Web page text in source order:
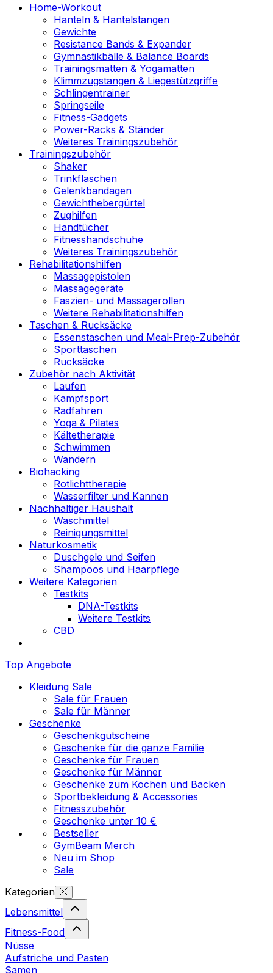
Home-Workout
Hanteln & Hantelstangen
Gewichte
Resistance Bands & Expander
Gymnastikbälle & Balance Boards
Trainingsmatten & Yogamatten
Klimmzugstangen & Liegestützgriffe
Schlingentrainer
Springseile
Fitness-Gadgets
Power-Racks & Ständer
Weiteres Trainingszubehör
Trainingszubehör
Shaker
Trinkflaschen
Gelenkbandagen
Gewichthebergürtel
Zughilfen
Handtücher
Fitnesshandschuhe
Weiteres Trainingszubehör
Rehabilitationshilfen
Massagepistolen
Massagegeräte
Faszien- und Massagerollen
Weitere Rehabilitationshilfen
Taschen & Rucksäcke
Essenstaschen und Meal-Prep-Zubehör
Sporttaschen
Rucksäcke
Zubehör nach Aktivität
Laufen
Kampfsport
Radfahren
Yoga & Pilates
Kältetherapie
Schwimmen
Wandern
Biohacking
Rotlichttherapie
Wasserfilter und Kannen
Nachhaltiger Haushalt
Waschmittel
Reinigungsmittel
Naturkosmetik
Duschgele und Seifen
Shampoos und Haarpflege
Weitere Kategorien
Testkits
DNA-Testkits
Weitere Testkits
CBD
Top Angebote
Kleidung Sale
Sale für Frauen
Sale für Männer
Geschenke
Geschenkgutscheine
Geschenke für die ganze Familie
Geschenke für Frauen
Geschenke für Männer
Geschenke zum Kochen und Backen
Sportbekleidung & Accessories
Fitnesszubehör
Geschenke unter 10 €
Bestseller
GymBeam Merch
Neu im Shop
Sale
Kategorien
Lebensmittel
Fitness-Food
Nüsse
Aufstriche und Pasten
Samen